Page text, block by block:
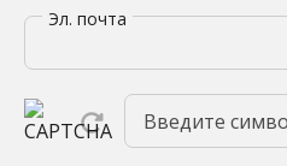
Эл. почта